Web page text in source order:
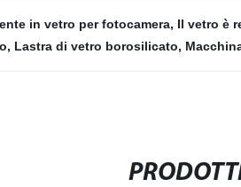
in vetro per fotocamera, Il vetro è
, Lastra di vetro borosilicato,